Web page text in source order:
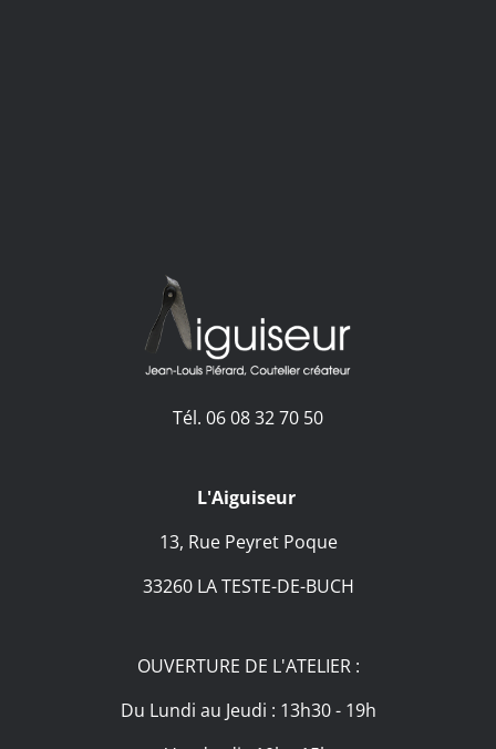
Tél. 06 08 32 70 50
L'Aiguiseur
13, Rue Peyret Poque
33260 LA TESTE-DE-BUCH
OUVERTURE DE L'ATELIER :
Du Lundi au Jeudi : 13h30 - 19h